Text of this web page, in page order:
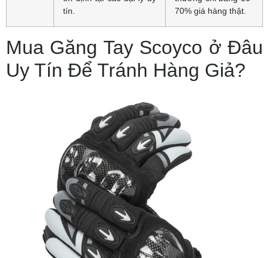
tín.
70% giá hàng thật.
Mua Găng Tay Scoyco ở Đâu
Uy Tín Để Tránh Hàng Giả?